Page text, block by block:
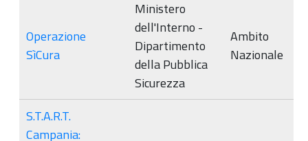
Operazione
SìCura
Ministero
dell'Interno -
Dipartimento
della Pubblica
Sicurezza
Ambito
Nazionale
S.T.A.R.T.
Campania: